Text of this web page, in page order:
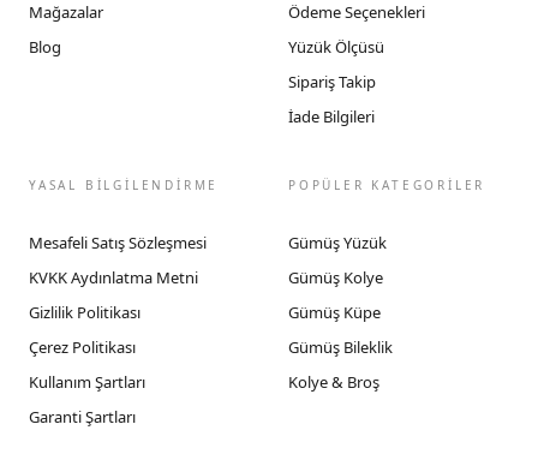
Mağazalar
Blog
Ödeme Seçenekleri
Yüzük Ölçüsü
Sipariş Takip
İade Bilgileri
YASAL BİLGİLENDİRME
Mesafeli Satış Sözleşmesi
KVKK Aydınlatma Metni
Gizlilik Politikası
Çerez Politikası
Kullanım Şartları
Garanti Şartları
POPÜLER KATEGORİLER
Gümüş Yüzük
Gümüş Kolye
Gümüş Küpe
Gümüş Bileklik
Kolye & Broş